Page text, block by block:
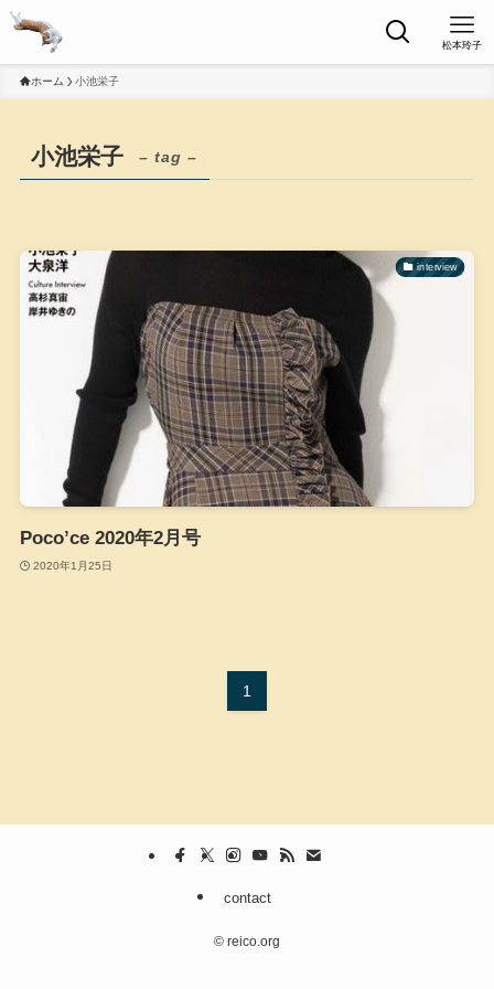
松本玲子
ホーム 小池栄子
小池栄子 – tag –
interview
Poco’ce 2020年2月号
2020年1月25日
1
contact
© reico.org